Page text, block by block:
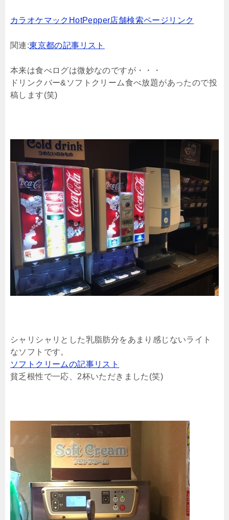
カラオケマックHotPepper店舗検索ページリンク
関連:東京都の記事リスト
本来は食べログは微妙なのですが・・・
ドリンクバー&ソフトクリーム食べ放題があったので投
稿します(笑)
シャリシャリとした乳脂肪分をあまり感じないライト
なソフトです。
ソフトクリームの記事リスト
貧乏根性で一応、2杯いただきました(笑)